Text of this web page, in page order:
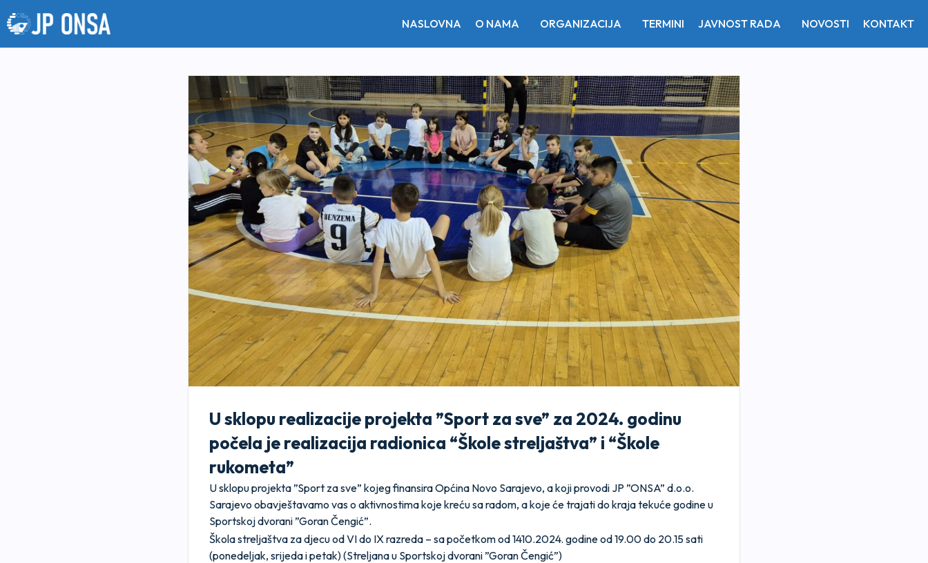
NASLOVNA O NAMA ORGANIZACIJA TERMINI JAVNOST RADA NOVOSTI KONTAKT
U sklopu realizacije projekta ”Sport za sve” za 2024. godinu
počela je realizacija radionica “Škole streljaštva” i “Škole
rukometa”
U sklopu projekta ”Sport za sve” kojeg finansira Općina Novo Sarajevo, a koji provodi JP ”ONSA” d.o.o.
Sarajevo obavještavamo vas o aktivnostima koje kreću sa radom, a koje će trajati do kraja tekuće godine u
Sportskoj dvorani ”Goran Čengić”.
Škola streljaštva za djecu od VI do IX razreda – sa početkom od 1410.2024. godine od 19.00 do 20.15 sati
(ponedeljak, srijeda i petak) (Streljana u Sportskoj dvorani ”Goran Čengić”)